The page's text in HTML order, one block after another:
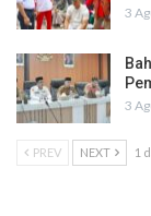
3
3
PREV NEXT 1